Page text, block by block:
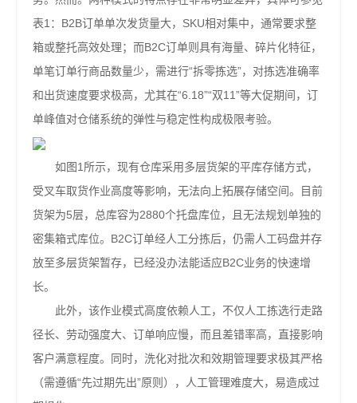
表1：B2B订单单次发货量大，SKU相对集中，通常要求整
箱或整托高效处理；而B2C订单则具有海量、碎片化特征，
单笔订单行商品数量少，需进行“拆零拣选”，对拣选准确率
和出货速度要求极高，尤其在“6.18”“双11”等大促期间，订
单峰值对仓储系统的弹性与稳定性构成极限考验。
如图1所示，现有仓库采用多层货架的平库存储方式，
受叉车取货作业高度等影响，无法向上拓展存储空间。目前
货架为5层，总库容为2880个托盘库位，且无法规划单独的
密集箱式库位。B2C订单经人工分拣后，仍需人工码盘并存
放至多层货架暂存，已经没办法能适应B2C业务的快速增
长。
此外，该作业模式高度依赖人工，不仅人工拣选行走路
径长、劳动强度大、订单响应慢，而且差错率高，直接影响
客户满意程度。同时，洗化对批次和效期管理要求极其严格
（需遵循“先过期先出”原则），人工管理难度大，易造成过